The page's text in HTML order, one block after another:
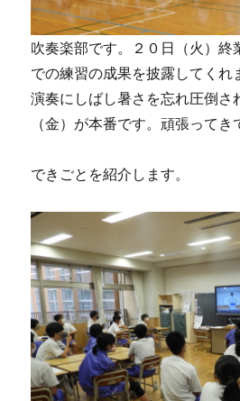
吹奏楽部です。２０日（火）終
での練習の成果を披露してくれ
演奏にしばし暑さを忘れ圧倒さ
（金）が本番です。頑張ってき
できごとを紹介します。